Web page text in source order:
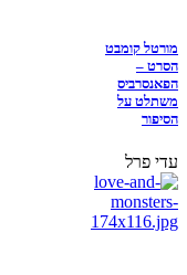
מורטל קומבט
הסרט –
הפאנסרביס
משתלט על
הסיפור
עדי פרל